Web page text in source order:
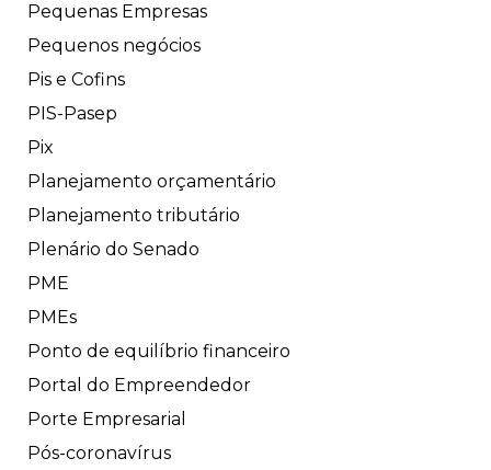
Pequenas Empresas
Pequenos negócios
Pis e Cofins
PIS-Pasep
Pix
Planejamento orçamentário
Planejamento tributário
Plenário do Senado
PME
PMEs
Ponto de equilíbrio financeiro
Portal do Empreendedor
Porte Empresarial
Pós-coronavírus